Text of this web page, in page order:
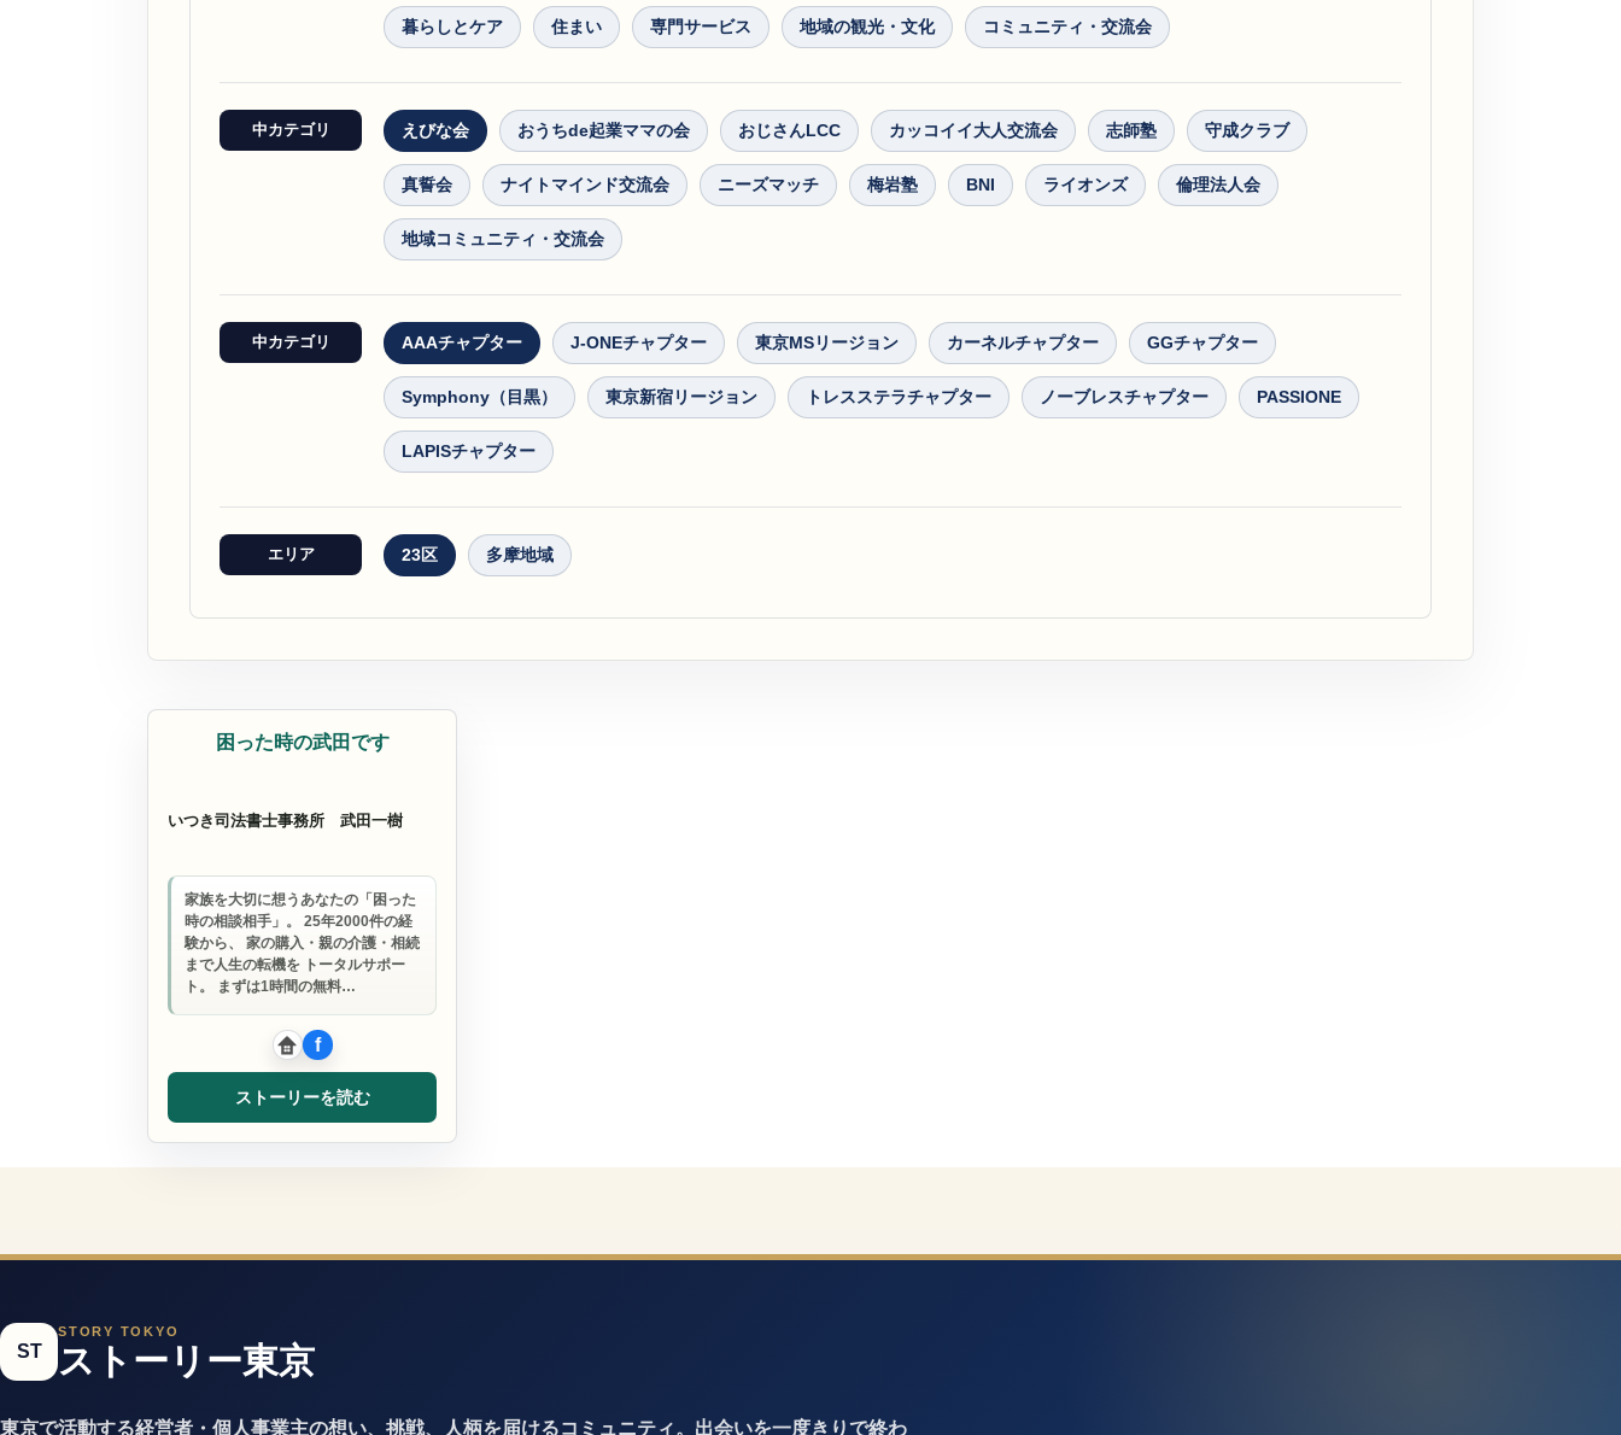
暮らしとケア 住まい 専門サービス 地域の観光・文化 コミュニティ・交流会
中カテゴリ えびな会 おうちde起業ママの会 おじさんLCC カッコイイ大人交流会 志師塾 守成クラブ
真誓会 ナイトマインド交流会 ニーズマッチ 梅岩塾 BNI ライオンズ 倫理法人会
地域コミュニティ・交流会
中カテゴリ AAAチャプター J-ONEチャプター 東京MSリージョン カーネルチャプター GGチャプター
Symphony（目黒） 東京新宿リージョン トレスステラチャプター ノーブレスチャプター PASSIONE
LAPISチャプター
エリア 23区 多摩地域
困った時の武田です
いつき司法書士事務所 武田一樹
家族を大切に想うあなたの「困った
時の相談相手」。 25年2000件の経
験から、 家の購入・親の介護・相続
まで人生の転機を トータルサポー
ト。 まずは1時間の無料…
ストーリーを読む
ST
STORY TOKYO
ストーリー東京
東京で活動する経営者・個人事業主の想い、挑戦、人柄を届けるコミュニティ。出会いを一度きりで終わ